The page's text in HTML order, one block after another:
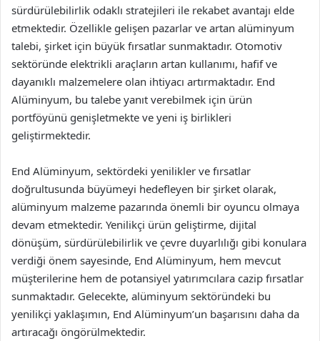
sürdürülebilirlik odaklı stratejileri ile rekabet avantajı elde
etmektedir. Özellikle gelişen pazarlar ve artan alüminyum
talebi, şirket için büyük fırsatlar sunmaktadır. Otomotiv
sektöründe elektrikli araçların artan kullanımı, hafif ve
dayanıklı malzemelere olan ihtiyacı artırmaktadır. End
Alüminyum, bu talebe yanıt verebilmek için ürün
portföyünü genişletmekte ve yeni iş birlikleri
geliştirmektedir.
End Alüminyum, sektördeki yenilikler ve fırsatlar
doğrultusunda büyümeyi hedefleyen bir şirket olarak,
alüminyum malzeme pazarında önemli bir oyuncu olmaya
devam etmektedir. Yenilikçi ürün geliştirme, dijital
dönüşüm, sürdürülebilirlik ve çevre duyarlılığı gibi konulara
verdiği önem sayesinde, End Alüminyum, hem mevcut
müşterilerine hem de potansiyel yatırımcılara cazip fırsatlar
sunmaktadır. Gelecekte, alüminyum sektöründeki bu
yenilikçi yaklaşımın, End Alüminyum’un başarısını daha da
artıracağı öngörülmektedir.